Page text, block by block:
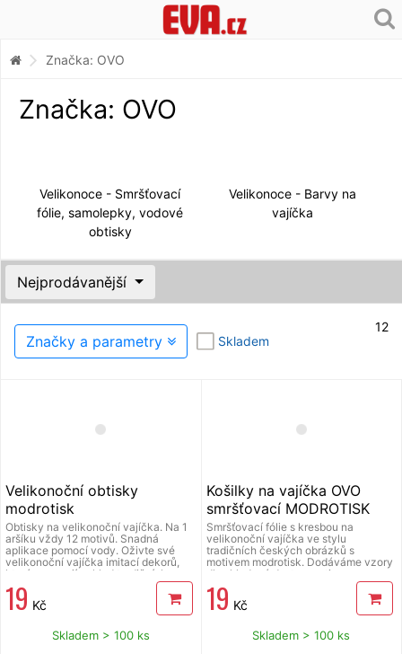
Značka: OVO
Značka: OVO
Velikonoce - Smršťovací
fólie, samolepky, vodové
obtisky
Velikonoce - Barvy na
vajíčka
Nejprodávanější
12
Značky a parametry Skladem
Velikonoční obtisky
modrotisk
Obtisky na velikonoční vajíčka. Na 1
aršíku vždy 12 motivů. Snadná
aplikace pomocí vody. Oživte své
velikonoční vajíčka imitací dekorů,
které navozují vzhled tradičních
kraslic.
19 Kč
Skladem > 100 ks
Košilky na vajíčka OVO
smršťovací MODROTISK
Smršťovací fólie s kresbou na
velikonoční vajíčka ve stylu
tradičních českých obrázků s
motivem modrotisk. Dodáváme vzory
dle skladové dostupnosti.
19 Kč
Skladem > 100 ks